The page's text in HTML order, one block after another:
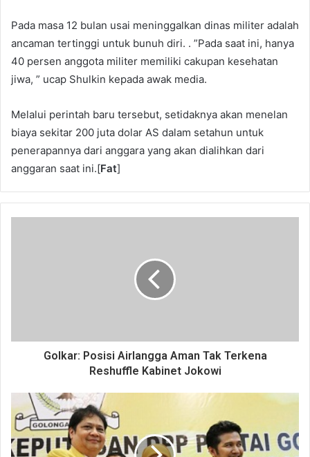
Pada masa 12 bulan usai meninggalkan dinas militer adalah
ancaman tertinggi untuk bunuh diri. . ”Pada saat ini, hanya
40 persen anggota militer memiliki cakupan kesehatan
jiwa, ” ucap Shulkin kepada awak media.
Melalui perintah baru tersebut, setidaknya akan menelan
biaya sekitar 200 juta dolar AS dalam setahun untuk
penerapannya dari anggara yang akan dialihkan dari
anggaran saat ini.[Fat]
Golkar: Posisi Airlangga Aman Tak Terkena
Reshuffle Kabinet Jokowi